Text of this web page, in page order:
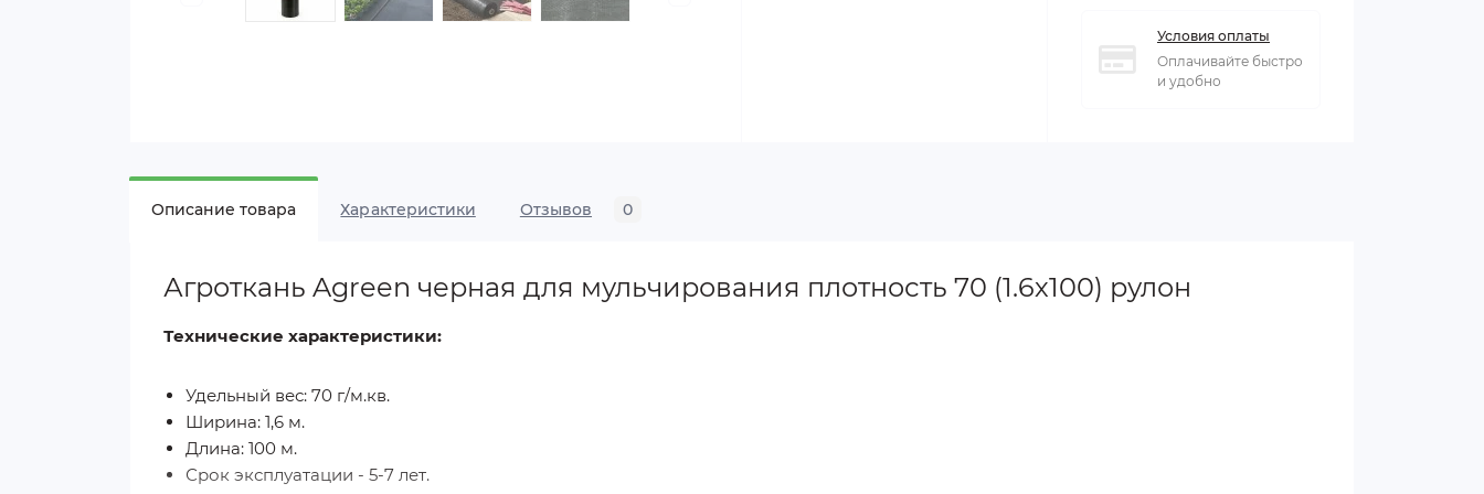
Условия оплаты
Оплачивайте быстро
и удобно
Описание товара Характеристики Отзывов 0
Агроткань Agreen черная для мульчирования плотность 70 (1.6х100) рулон
Технические характеристики:
Удельный вес: 70 г/м.кв.
Ширина: 1,6 м.
Длина: 100 м.
Срок эксплуатации - 5-7 лет.